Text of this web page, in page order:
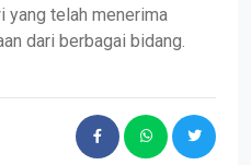
telah menerima
dari berbagai bidang.